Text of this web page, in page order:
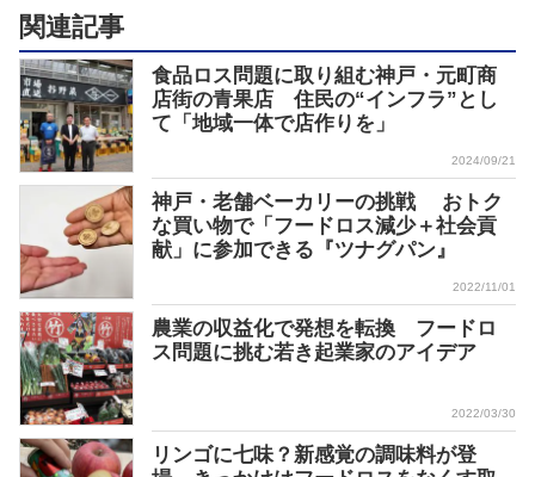
関連記事
食品ロス問題に取り組む神戸・元町商
店街の青果店 住民の“インフラ”とし
て「地域一体で店作りを」
2024/09/21
神戸・老舗ベーカリーの挑戦 おトク
な買い物で「フードロス減少＋社会貢
献」に参加できる『ツナグパン』
2022/11/01
農業の収益化で発想を転換 フードロ
ス問題に挑む若き起業家のアイデア
2022/03/30
リンゴに七味？新感覚の調味料が登